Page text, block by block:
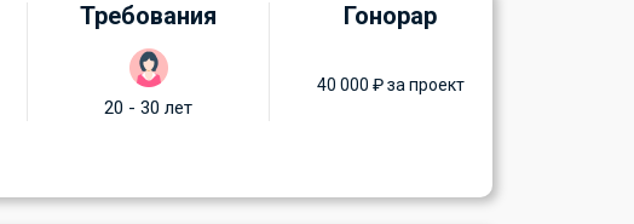
Требования
20 - 30 лет
Гонорар
40 000 ₽ за проект